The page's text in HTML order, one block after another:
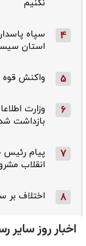
نکنیم
4
سپاه
استان
5 واکنش قوه
6
بازداشت
7
پیام رئیس
انقلاب
8 اختلاف بر